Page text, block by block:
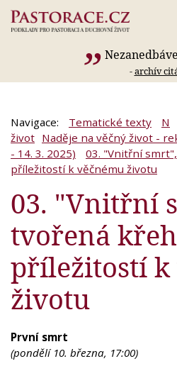
-archív
Navigace: Tematické texty N
život Naděje na věčný život -
- 14. 3. 2025)
03. "Vnitřní
příležitostí k věčnému životu
03. "Vnitřní
tvořená
příležitostí k
životu
První smrt
(pondělí 10. března, 17:00)